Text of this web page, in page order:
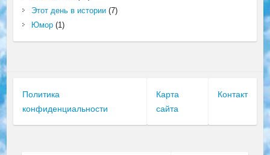
Этот день в истории(7)
Юмор(1)
Политика
конфиденциальности
Карта
сайта
Контакт